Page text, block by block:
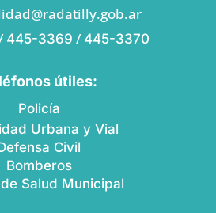
445-3369 / 445-3370
útiles:
Policía
Urbana y Vial
Civil
Bomberos
Salud Municipal